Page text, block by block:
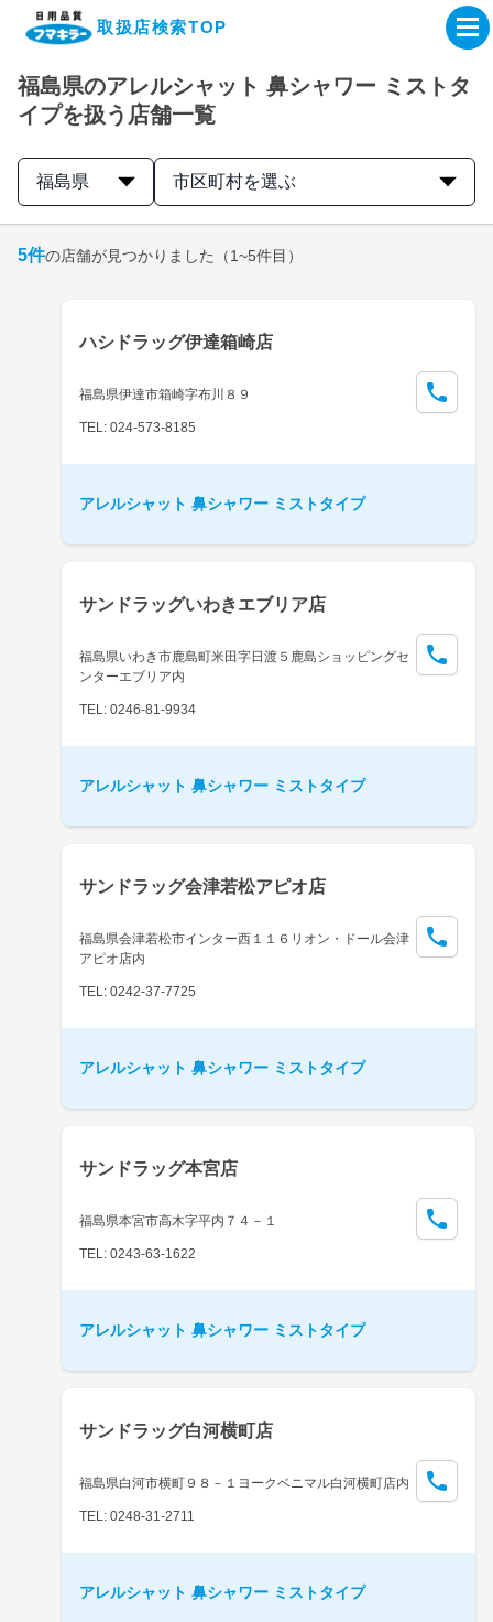
取扱店検索TOP
企業・IR情報サイト
製品情報サイト
取扱店検索はこちら
福島県のアレルシャット 鼻シャワー ミストタ
イプを扱う店舗一覧
福島県 市区町村を選ぶ
5件の店舗が見つかりました （1~5件目）
ハシドラッグ伊達箱崎店
福島県伊達市箱崎字布川８９
TEL: 024-573-8185
アレルシャット 鼻シャワー ミストタイプ
サンドラッグいわきエブリア店
福島県いわき市鹿島町米田字日渡５鹿島ショッピングセ
ンターエブリア内
TEL: 0246-81-9934
アレルシャット 鼻シャワー ミストタイプ
サンドラッグ会津若松アピオ店
福島県会津若松市インター西１１６リオン・ドール会津
アピオ店内
TEL: 0242-37-7725
アレルシャット 鼻シャワー ミストタイプ
サンドラッグ本宮店
福島県本宮市高木字平内７４－１
TEL: 0243-63-1622
アレルシャット 鼻シャワー ミストタイプ
サンドラッグ白河横町店
福島県白河市横町９８－１ヨークベニマル白河横町店内
TEL: 0248-31-2711
アレルシャット 鼻シャワー ミストタイプ